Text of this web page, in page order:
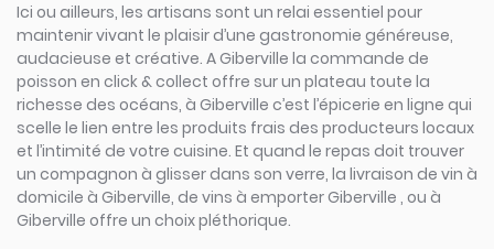
Ici ou ailleurs, les artisans sont un relai essentiel pour
maintenir vivant le plaisir d’une gastronomie généreuse,
audacieuse et créative. A Giberville la commande de
poisson en click & collect offre sur un plateau toute la
richesse des océans, à Giberville c’est l’épicerie en ligne qui
scelle le lien entre les produits frais des producteurs locaux
et l’intimité de votre cuisine. Et quand le repas doit trouver
un compagnon à glisser dans son verre, la livraison de vin à
domicile à Giberville, de vins à emporter Giberville , ou à
Giberville offre un choix pléthorique.